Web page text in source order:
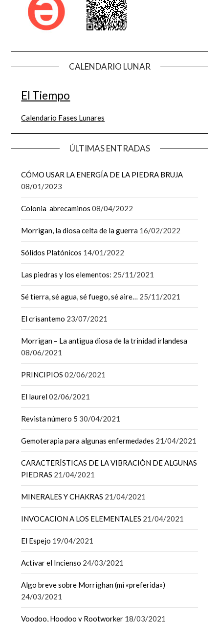
CALENDARIO LUNAR
El Tiempo
Calendario Fases Lunares
ÚLTIMAS ENTRADAS
CÓMO USAR LA ENERGÍA DE LA PIEDRA BRUJA
08/01/2023
Colonia abrecaminos 08/04/2022
Morrigan, la diosa celta de la guerra 16/02/2022
Sólidos Platónicos 14/01/2022
Las piedras y los elementos: 25/11/2021
Sé tierra, sé agua, sé fuego, sé aire… 25/11/2021
El crisantemo 23/07/2021
Morrigan – La antigua diosa de la trinidad irlandesa
08/06/2021
PRINCIPIOS 02/06/2021
El laurel02/06/2021
Revista número 5 30/04/2021
Gemoterapia para algunas enfermedades 21/04/2021
CARACTERÍSTICAS DE LA VIBRACIÓN DE ALGUNAS
PIEDRAS 21/04/2021
MINERALES Y CHAKRAS 21/04/2021
INVOCACION A LOS ELEMENTALES 21/04/2021
El Espejo 19/04/2021
Activar el Incienso 24/03/2021
Algo breve sobre Morrighan (mi «preferida»)
24/03/2021
Voodoo, Hoodoo y Rootworker 18/03/2021